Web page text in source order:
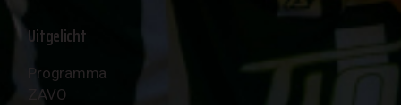
Uitgelicht
Programma
ZAVO